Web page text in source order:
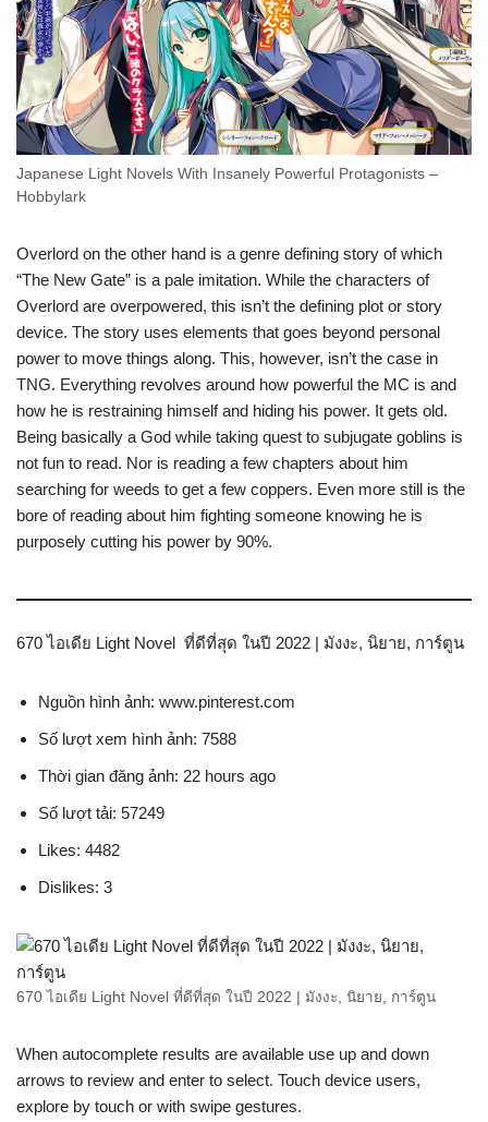
Japanese Light Novels With Insanely Powerful Protagonists –
Hobbylark
Overlord on the other hand is a genre defining story of which
“The New Gate” is a pale imitation. While the characters of
Overlord are overpowered, this isn’t the defining plot or story
device. The story uses elements that goes beyond personal
power to move things along. This, however, isn’t the case in
TNG. Everything revolves around how powerful the MC is and
how he is restraining himself and hiding his power. It gets old.
Being basically a God while taking quest to subjugate goblins is
not fun to read. Nor is reading a few chapters about him
searching for weeds to get a few coppers. Even more still is the
bore of reading about him fighting someone knowing he is
purposely cutting his power by 90%.
670 ไอเดีย Light Novel ที่ดีที่สุด ในปี 2022 | มังงะ, นิยาย, การ์ตูน
Nguồn hình ảnh: www.pinterest.com
Số lượt xem hình ảnh: 7588
Thời gian đăng ảnh: 22 hours ago
Số lượt tải: 57249
Likes: 4482
Dislikes: 3
670 ไอเดีย Light Novel ที่ดีที่สุด ในปี 2022 | มังงะ, นิยาย, การ์ตูน
When autocomplete results are available use up and down
arrows to review and enter to select. Touch device users,
explore by touch or with swipe gestures.